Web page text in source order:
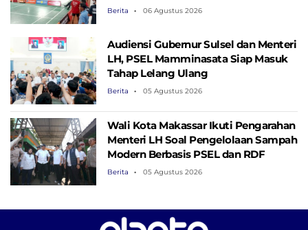
Berita 06 Agustus 2026
Audiensi Gubernur Sulsel dan Menteri
LH, PSEL Mamminasata Siap Masuk
Tahap Lelang Ulang
Berita 05 Agustus 2026
Wali Kota Makassar Ikuti Pengarahan
Menteri LH Soal Pengelolaan Sampah
Modern Berbasis PSEL dan RDF
Berita 05 Agustus 2026